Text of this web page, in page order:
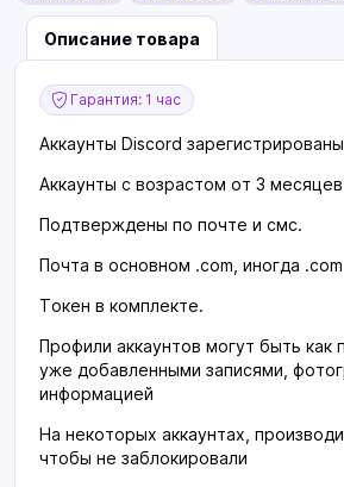
Описание товара
Гарантия: 1 час
Аккаунты Discord
Аккаунты с возрастом от 3
Подтверждены по почте и смс.
Почта в основном .com, иногда .com
Токен в комплекте.
Профили аккаунтов могут быть как
уже добавленными записями,
информацией
На некоторых аккаунтах,
чтобы не заблокировали